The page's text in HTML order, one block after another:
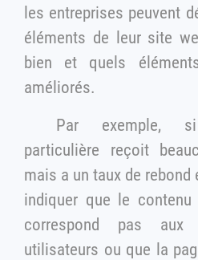
les entreprises peuvent déterminer quels
éléments de leur site web
bien et quels
améliorés.
Par exemple,
particulière reçoit
mais a un taux de rebond élevé, cela peut
indiquer que le
correspond pas aux attentes des
utilisateurs ou que la